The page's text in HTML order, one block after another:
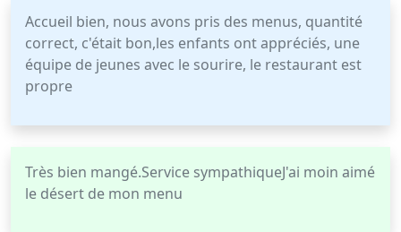
Accueil bien, nous avons pris des menus, quantité
correct, c'était bon,les enfants ont appréciés, une
équipe de jeunes avec le sourire, le restaurant est
propre
Très bien mangé.Service sympathiqueJ'ai moin aimé
le désert de mon menu